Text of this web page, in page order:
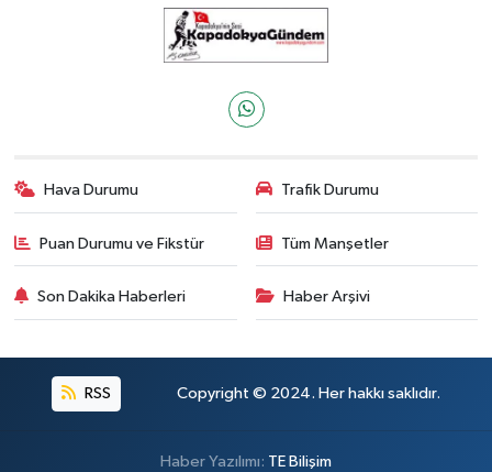
Hava Durumu Trafik Durumu
Puan Durumu ve Fikstür Tüm Manşetler
Son Dakika Haberleri Haber Arşivi
RSS Copyright © 2024. Her hakkı saklıdır.
Haber Yazılımı: TE Bilişim